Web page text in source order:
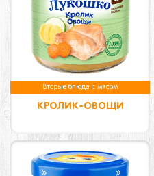
Вторые блюда с мясом
КРОЛИК-ОВОЩИ